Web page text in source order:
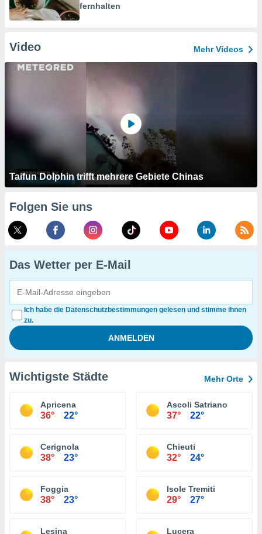
fernhalten
Video Mehr Videos
Taifun Dolphin trifft mehrere Gebiete Chinas
Folgen Sie uns
Das Wetter per E-Mail
Ich habe die Datenschutzbestimmungen gelesen und stimme ihnen
zu.
Wichtigste Städte Mehr Orte
Apricena
36° 22°
Ascoli Satriano
37° 22°
Cerignola
38° 23°
Chieuti
32° 24°
Foggia
38° 23°
Isole Tremiti
29° 27°
Lesina Lucera